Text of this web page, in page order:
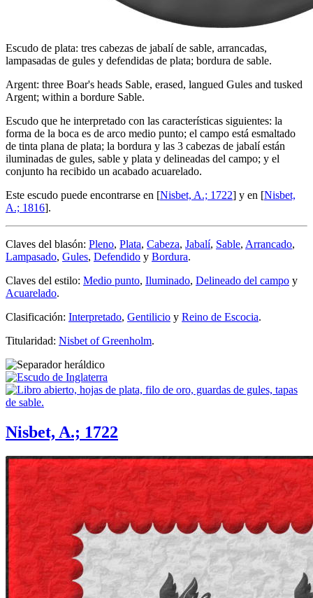
Escudo de plata: tres cabezas de jabalí de sable, arrancadas,
lampasadas de gules y defendidas de plata; bordura de sable.
Argent: three Boar's heads Sable, erased, langued Gules and tusked
Argent; within a bordure Sable.
Escudo que he interpretado con las características siguientes: la
forma de la boca es de arco medio punto; el campo está esmaltado
de tinta plana de plata; la bordura y las 3 cabezas de jabalí están
iluminadas de gules, sable y plata y delineadas del campo; y el
conjunto ha recibido un acabado acuarelado.
Este escudo puede encontrarse en [Nisbet, A.; 1722] y en [Nisbet,
A.; 1816].
Claves del blasón: Pleno, Plata, Cabeza, Jabalí, Sable, Arrancado,
Lampasado, Gules, Defendido y Bordura.
Claves del estilo: Medio punto, Iluminado, Delineado del campo y
Acuarelado.
Clasificación: Interpretado, Gentilicio y Reino de Escocia.
Titularidad: Nisbet of Greenholm.
Nisbet, A.; 1722